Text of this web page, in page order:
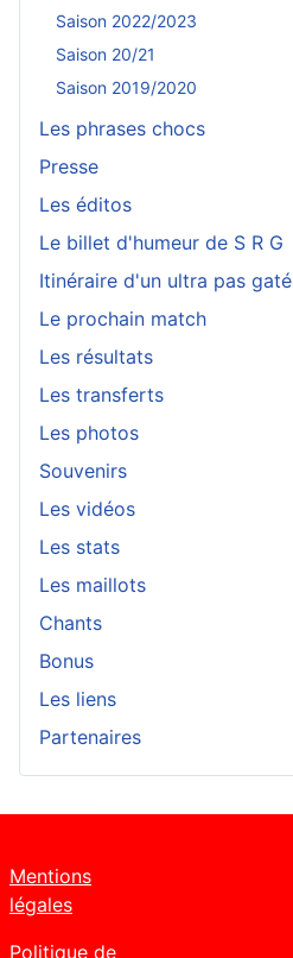
Saison 2022/2023
Saison 20/21
Saison 2019/2020
Les phrases chocs
Presse
Les éditos
Le billet d'humeur de S R G
Itinéraire d'un ultra pas gaté
Le prochain match
Les résultats
Les transferts
Les photos
Souvenirs
Les vidéos
Les stats
Les maillots
Chants
Bonus
Les liens
Partenaires
Mentions
légales
Politique de